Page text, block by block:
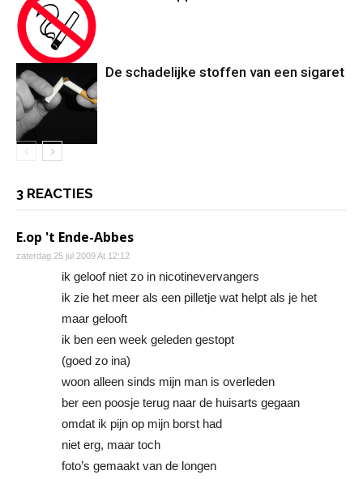
De schadelijke stoffen van een sigaret
3 REACTIES
E.op 't Ende-Abbes
zaterdag 25 jul 2009 At 12:12
ik geloof niet zo in nicotinevervangers
ik zie het meer als een pilletje wat helpt als je het
maar gelooft
ik ben een week geleden gestopt
(goed zo ina)
woon alleen sinds mijn man is overleden
ber een poosje terug naar de huisarts gegaan
omdat ik pijn op mijn borst had
niet erg, maar toch
foto’s gemaakt van de longen